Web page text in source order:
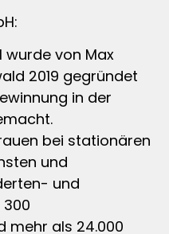
wurde von Max
2019 gegründet
in der
bei stationären
und
und
mehr als 24.000